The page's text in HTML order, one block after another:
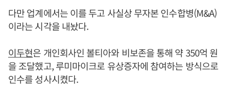
다만 업계에서는 이를 두고 사실상 무자본 인수합병(M&A)
이라는 시각을 내놨다.
이두현은 개인회사인 볼티아와 비보존을 통해 약 350억 원
을 조달했고, 루미마이크로 유상증자에 참여하는 방식으로
인수를 성사시켰다.